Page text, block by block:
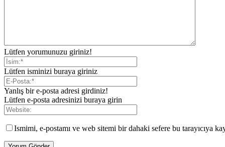
Lütfen yorumunuzu giriniz!
Lütfen isminizi buraya giriniz
Yanlış bir e-posta adresi girdiniz!
Lütfen e-posta adresinizi buraya girin
Ismimi, e-postamı ve web sitemi bir dahaki sefere bu tarayıcıya